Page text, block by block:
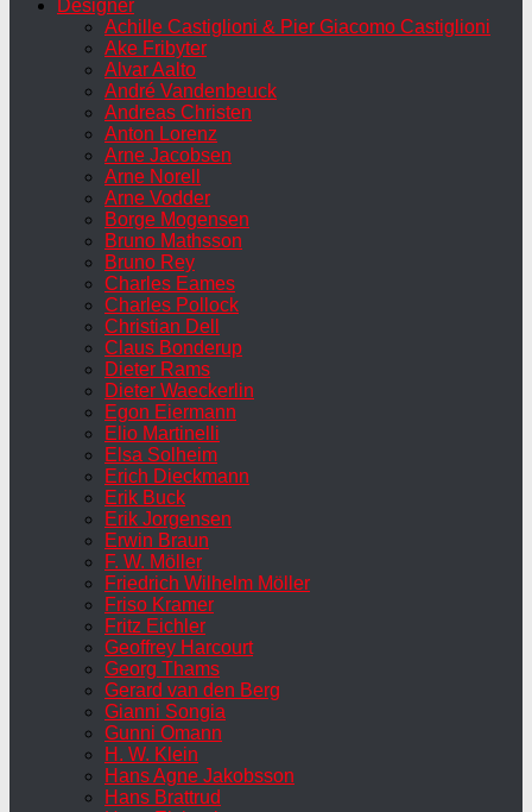
Designer
Achille Castiglioni & Pier Giacomo Castiglioni
Ake Fribyter
Alvar Aalto
André Vandenbeuck
Andreas Christen
Anton Lorenz
Arne Jacobsen
Arne Norell
Arne Vodder
Borge Mogensen
Bruno Mathsson
Bruno Rey
Charles Eames
Charles Pollock
Christian Dell
Claus Bonderup
Dieter Rams
Dieter Waeckerlin
Egon Eiermann
Elio Martinelli
Elsa Solheim
Erich Dieckmann
Erik Buck
Erik Jorgensen
Erwin Braun
F. W. Möller
Friedrich Wilhelm Möller
Friso Kramer
Fritz Eichler
Geoffrey Harcourt
Georg Thams
Gerard van den Berg
Gianni Songia
Gunni Omann
H. W. Klein
Hans Agne Jakobsson
Hans Brattrud